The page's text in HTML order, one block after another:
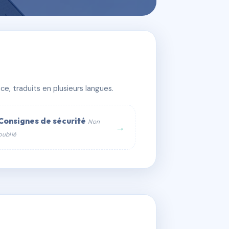
traduits en plusieurs langues.
de sécurité Non
→